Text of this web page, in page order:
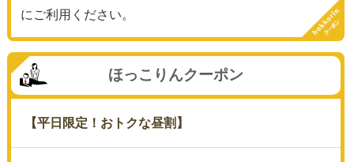
にご利用ください。
ほっこりんクーポン
【平日限定！おトクな昼割】